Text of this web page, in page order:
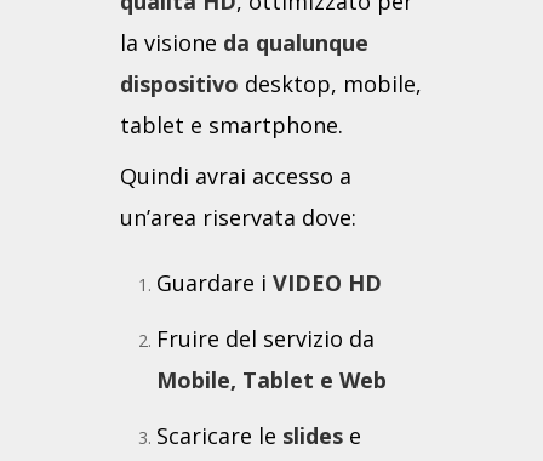
la visione da qualunque
dispositivo desktop, mobile,
tablet e smartphone.
Quindi avrai accesso a
un’area riservata dove:
Guardare i VIDEO HD
Fruire del servizio da
Mobile, Tablet e Web
Scaricare le slides e